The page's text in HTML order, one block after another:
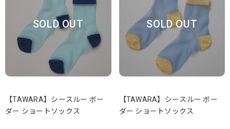
SOLD OUT
【TAWARA】シースルー ボー
ダー ショートソックス
SOLD OUT
【TAWARA】シースルー ボー
ダー ショートソックス